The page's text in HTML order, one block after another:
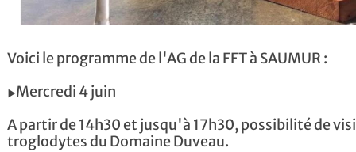
Voici le programme de l'AG de la FFT à SAUMUR :
▶️Mercredi 4 juin
A partir de 14h30 et jusqu'à 17h30, possibilité de
troglodytes du Domaine Duveau.